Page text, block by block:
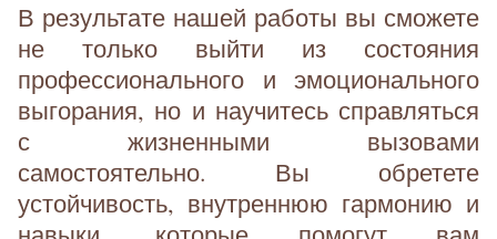
В результате нашей работы вы сможете
не только выйти из состояния
профессионального и эмоционального
выгорания, но и научитесь справляться
с жизненными вызовами
самостоятельно. Вы обретете
устойчивость, внутреннюю гармонию и